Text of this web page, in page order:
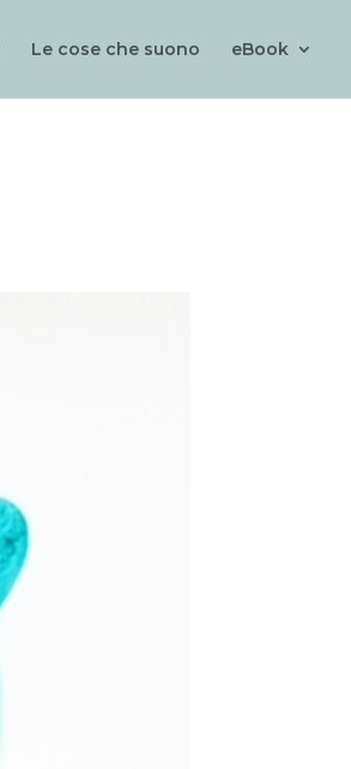
Le cose che suono eBook